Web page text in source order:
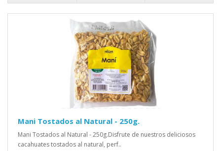
Mani Tostados al Natural - 250g.
Mani Tostados al Natural - 250g.Disfrute de nuestros deliciosos
cacahuates tostados al natural, perf..